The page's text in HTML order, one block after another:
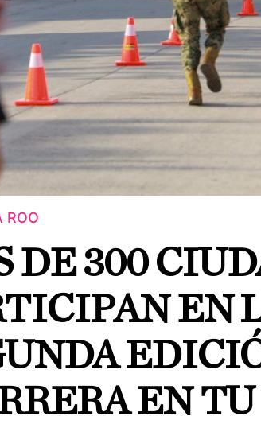
ROO
DE 300
EN
EN TU